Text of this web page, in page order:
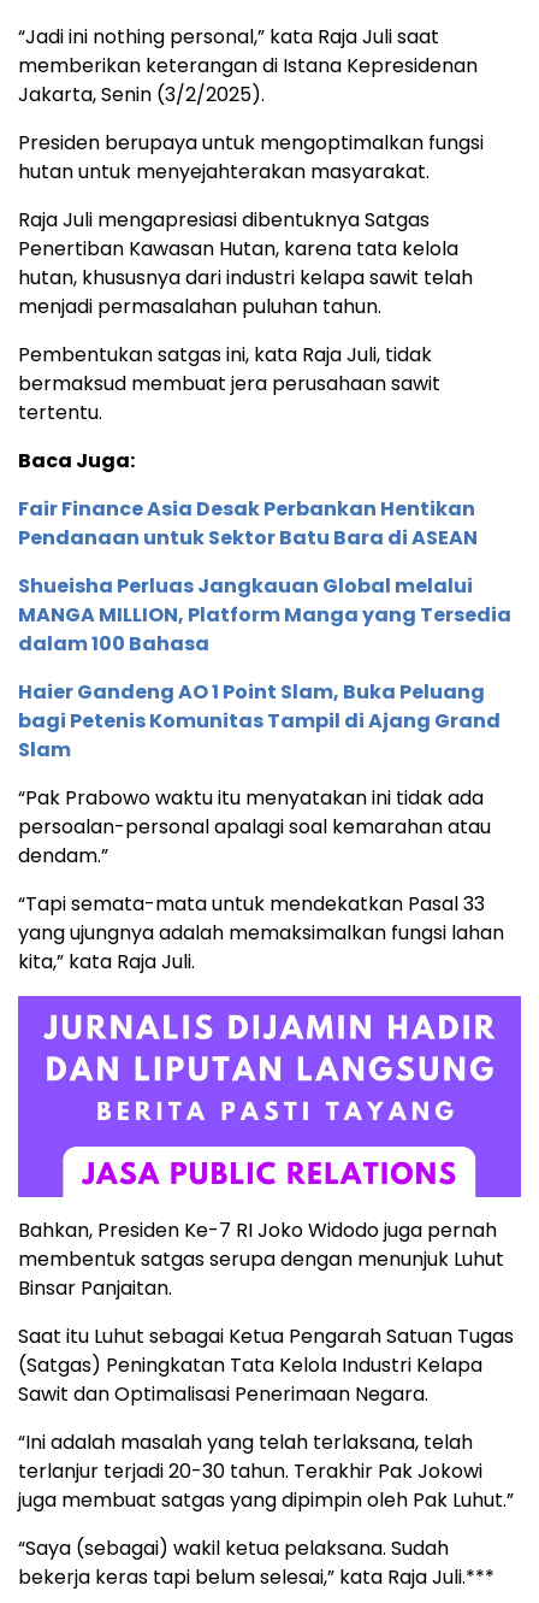
“Jadi ini nothing personal,” kata Raja Juli saat
memberikan keterangan di Istana Kepresidenan
Jakarta, Senin (3/2/2025).
Presiden berupaya untuk mengoptimalkan fungsi
hutan untuk menyejahterakan masyarakat.
Raja Juli mengapresiasi dibentuknya Satgas
Penertiban Kawasan Hutan, karena tata kelola
hutan, khususnya dari industri kelapa sawit telah
menjadi permasalahan puluhan tahun.
Pembentukan satgas ini, kata Raja Juli, tidak
bermaksud membuat jera perusahaan sawit
tertentu.
Baca Juga:
Fair Finance Asia Desak Perbankan Hentikan
Pendanaan untuk Sektor Batu Bara di ASEAN
Shueisha Perluas Jangkauan Global melalui
MANGA MILLION, Platform Manga yang Tersedia
dalam 100 Bahasa
Haier Gandeng AO 1 Point Slam, Buka Peluang
bagi Petenis Komunitas Tampil di Ajang Grand
Slam
“Pak Prabowo waktu itu menyatakan ini tidak ada
persoalan-personal apalagi soal kemarahan atau
dendam.”
“Tapi semata-mata untuk mendekatkan Pasal 33
yang ujungnya adalah memaksimalkan fungsi lahan
kita,” kata Raja Juli.
Bahkan, Presiden Ke-7 RI Joko Widodo juga pernah
membentuk satgas serupa dengan menunjuk Luhut
Binsar Panjaitan.
Saat itu Luhut sebagai Ketua Pengarah Satuan Tugas
(Satgas) Peningkatan Tata Kelola Industri Kelapa
Sawit dan Optimalisasi Penerimaan Negara.
“Ini adalah masalah yang telah terlaksana, telah
terlanjur terjadi 20-30 tahun. Terakhir Pak Jokowi
juga membuat satgas yang dipimpin oleh Pak Luhut.”
“Saya (sebagai) wakil ketua pelaksana. Sudah
bekerja keras tapi belum selesai,” kata Raja Juli.***